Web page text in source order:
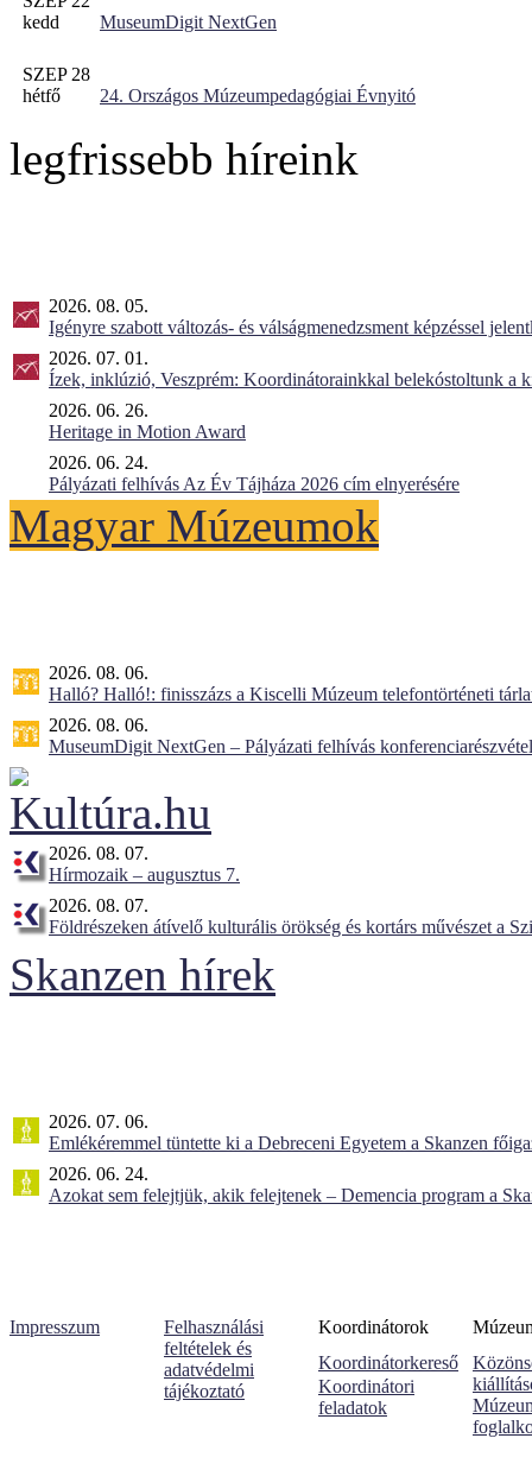
kedd
MuseumDigit NextGen
SZEP 28
hétfő
24. Országos Múzeumpedagógiai Évnyitó
legfrissebb híreink
2026. 08. 05.
Igényre szabott változás- és válságmenedzsment képzéssel
2026. 07. 01.
Ízek, inklúzió, Veszprém: Koordinátorainkkal belekóstoltunk a
2026. 06. 26.
Heritage in Motion Award
2026. 06. 24.
Pályázati felhívás Az Év Tájháza 2026 cím elnyerésére
Magyar Múzeumok
2026. 08. 06.
Halló? Halló!: finisszázs a Kiscelli Múzeum telefontörténeti
2026. 08. 06.
MuseumDigit NextGen – Pályázati felhívás
2026. 08. 07.
Hírmozaik – augusztus 7.
2026. 08. 07.
Földrészeken átívelő kulturális örökség és kortárs művészet a
Skanzen hírek
2026. 07. 06.
Emlékéremmel tüntette ki a Debreceni Egyetem a Skanzen
2026. 06. 24.
Azokat sem felejtjük, akik felejtenek – Demencia program a
Impresszum
Felhasználási
feltételek és
adatvédelmi
tájékoztató
Koordinátorok
Koordinátorkereső
Koordinátori
feladatok